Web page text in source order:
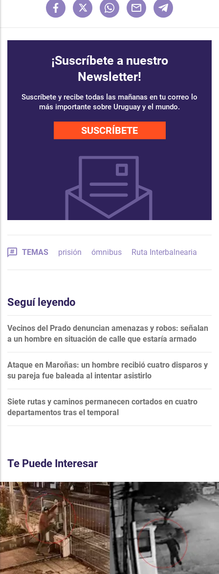
¡Suscríbete a nuestro
Newsletter!
Suscríbete y recibe todas las mañanas en tu correo lo
más importante sobre Uruguay y el mundo.
SUSCRÍBETE
TEMAS prisión ómnibus Ruta Interbalnearia
Seguí leyendo
Vecinos del Prado denuncian amenazas y robos: señalan
a un hombre en situación de calle que estaría armado
Ataque en Maroñas: un hombre recibió cuatro disparos y
su pareja fue baleada al intentar asistirlo
Siete rutas y caminos permanecen cortados en cuatro
departamentos tras el temporal
Te Puede Interesar